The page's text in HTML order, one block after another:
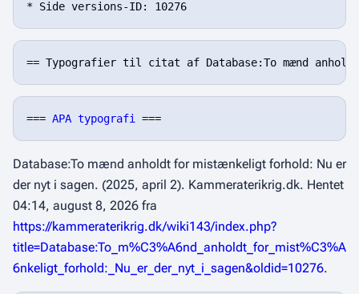
=== APA typografi
Database:To mænd anholdt for mistænkeligt forhold: Nu er
der nyt i sagen. (2025, april 2). Kammeraterikrig.dk. Hentet
04:14, august 8, 2026 fra
https://kammeraterikrig.dk/wiki143/index.php?
title=Database:To_m%C3%A6nd_anholdt_for_mist%C3%A
6nkeligt_forhold:_Nu_er_der_nyt_i_sagen&oldid=10276.